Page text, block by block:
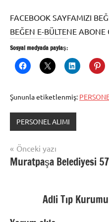
FACEBOOK SAYFAMIZI
BEĞEN E-BÜLTENE ABONE
Sosyal medyada paylaş:
Şununla etiketlenmiş:
PERSONEL ALIMI
Yazı
gezinmesi
Önceki yazı
Muratpaşa Belediyesi
Adli Tıp